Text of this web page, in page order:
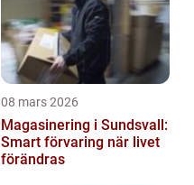
08 mars 2026
Magasinering i Sundsvall:
Smart förvaring när livet
förändras